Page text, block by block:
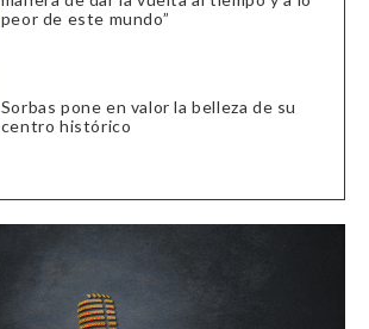
peor de este mundo”
Sorbas pone en valor la belleza de su
centro histórico